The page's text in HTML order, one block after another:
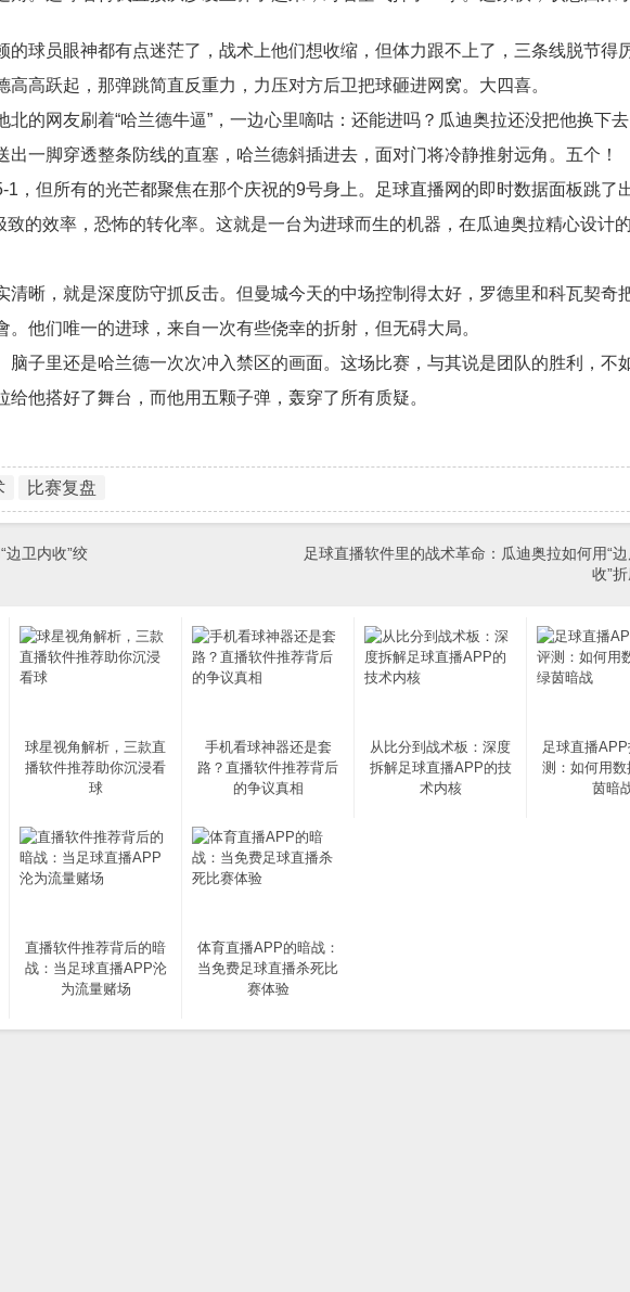
的球员眼神都有点迷茫了，战术上他们想收缩，但体力跟不上了，三条线脱节得
高跃起，那弹跳简直反重力，力压对方后卫把球砸进网窝。大四喜。
的网友刷着“哈兰德牛逼”，一边心里嘀咕：还能进吗？瓜迪奥拉还没把他换下
一脚穿透整条防线的直塞，哈兰德斜插进去，面对门将冷静推射远角。五个！
，但所有的光芒都聚焦在那个庆祝的9号身上。足球直播网的即时数据面板跳了
的效率，恐怖的转化率。这就是一台为进球而生的机器，在瓜迪奥拉精心设计
清晰，就是深度防守抓反击。但曼城今天的中场控制得太好，罗德里和科瓦契奇
他们唯一的进球，来自一次有些侥幸的折射，但无碍大局。
脑子里还是哈兰德一次次冲入禁区的画面。这场比赛，与其说是团队的胜利，不
他搭好了舞台，而他用五颗子弹，轰穿了所有质疑。
比赛复盘
边卫内收”绞
足球直播软件里的战术革命：瓜迪奥拉如何用“
收”
球星视角解析，三款直
播软件推荐助你沉浸看
球
手机看球神器还是套
路？直播软件推荐背后
的争议真相
从比分到战术板：深度
拆解足球直播APP的技
术内核
足球直播
测：如何用
茵暗
直播软件推荐背后的暗
战：当足球直播APP沦
为流量赌场
体育直播APP的暗战：
当免费足球直播杀死比
赛体验